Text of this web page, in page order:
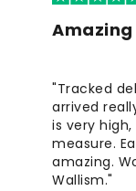
"Tracked
arrived
is very
measure.
amazing.
Wallism."